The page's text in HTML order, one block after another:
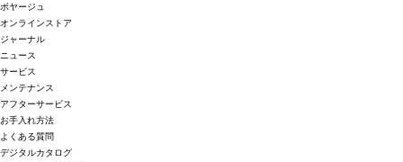
ボヤージュ
オンラインストア
ジャーナル
ニュース
サービス
メンテナンス
アフターサービス
お手入れ方法
よくある質問
デジタルカタログ